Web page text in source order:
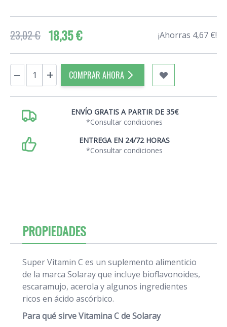
23,02 € 18,35 € ¡Ahorras 4,67 €!
Cantidad
− + COMPRAR AHORA
ENVÍO GRATIS A PARTIR DE 35€
*Consultar condiciones
ENTREGA EN 24/72 HORAS
*Consultar condiciones
PROPIEDADES
Super Vitamin C es un suplemento alimenticio
de la marca Solaray que incluye bioflavonoides,
escaramujo, acerola y algunos ingredientes
ricos en ácido ascórbico.
Para qué sirve Vitamina C de Solaray